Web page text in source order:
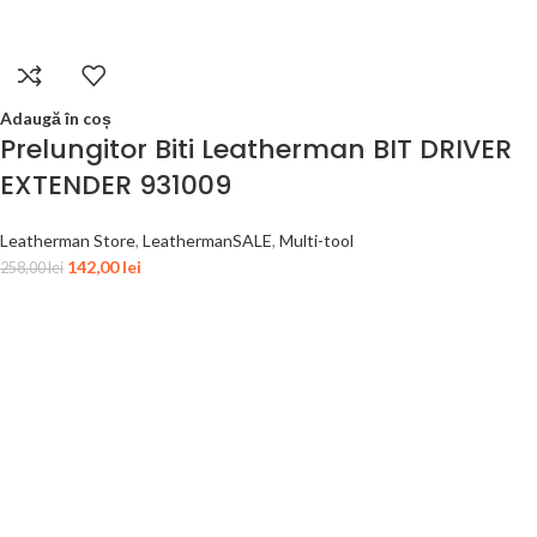
Adaugă în coș
Prelungitor Biti Leatherman BIT DRIVER
EXTENDER 931009
Leatherman Store, LeathermanSALE, Multi-tool
258,00lei 142,00lei